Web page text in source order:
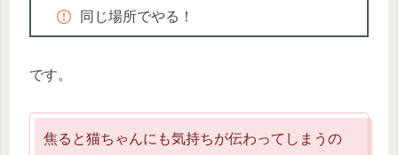
同じ場所でやる！
です。
焦ると猫ちゃんにも気持ちが伝わってしまうの